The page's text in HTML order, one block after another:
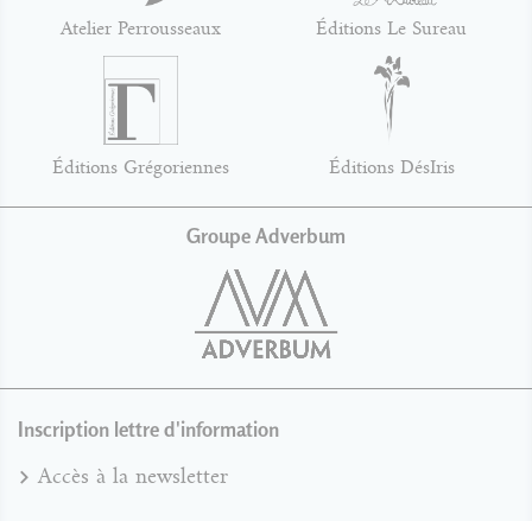
Atelier Perrousseaux Éditions Le Sureau
Éditions Grégoriennes Éditions DésIris
Groupe Adverbum
Inscription lettre d'information
Accès à la newsletter